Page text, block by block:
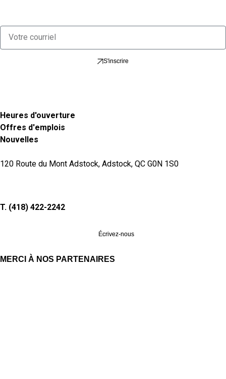
S'inscrire
Heures d'ouverture
Offres d'emplois
Nouvelles
120 Route du Mont Adstock, Adstock, QC G0N 1S0
T. (418) 422-2242
Écrivez-nous
MERCI À NOS PARTENAIRES